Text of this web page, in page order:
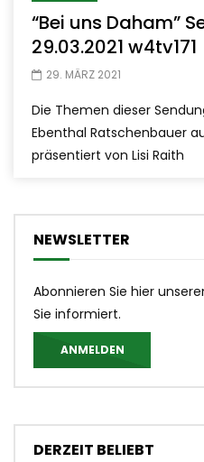
“Bei uns Daham”
29.03.2021 w4tv171
29. MÄRZ 2021
Die Themen dieser
Ebenthal Ratschenbauer
präsentiert von Lisi Raith
NEWSLETTER
Abonnieren Sie hier
Sie informiert.
ANMELDEN
DERZEIT BELIEBT